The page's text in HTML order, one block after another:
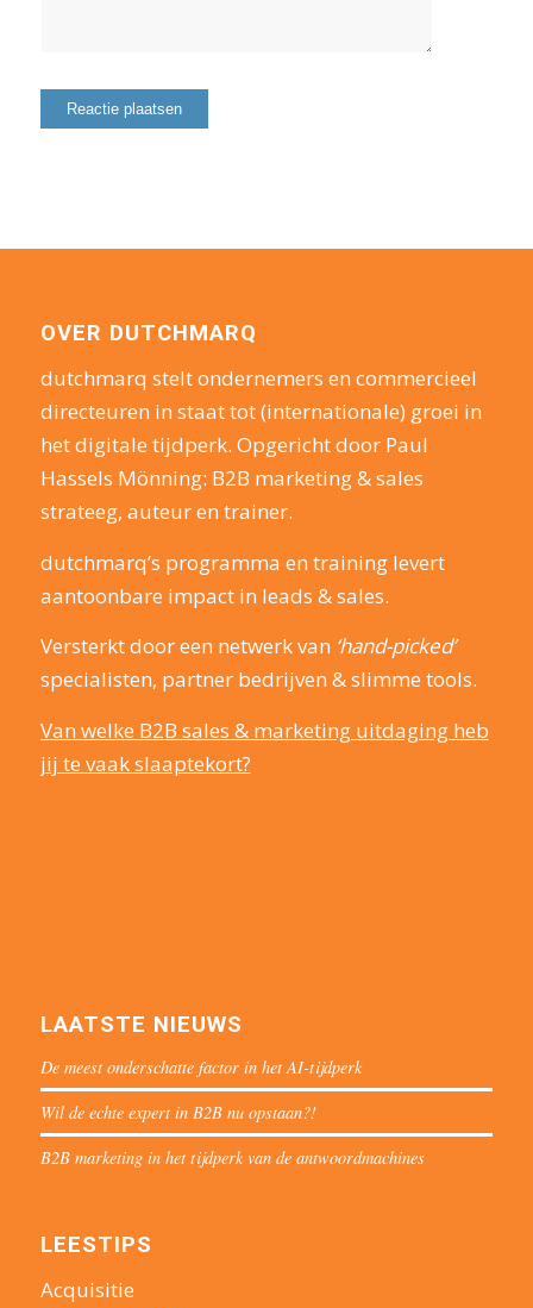
OVER DUTCHMARQ
dutchmarq stelt ondernemers en commercieel
directeuren in staat tot (internationale) groei in
het digitale tijdperk. Opgericht door Paul
Hassels Mönning: B2B marketing & sales
strateeg, auteur en trainer.
dutchmarq’s programma en training levert
aantoonbare impact in leads & sales.
Versterkt door een netwerk van ‘hand-picked’
specialisten, partner bedrijven & slimme tools.
Van welke B2B sales & marketing uitdaging heb
jij te vaak slaaptekort?
LAATSTE NIEUWS
De meest onderschatte factor in het AI-tijdperk
Wil de echte expert in B2B nu opstaan?!
B2B marketing in het tijdperk van de antwoordmachines
LEESTIPS
Acquisitie